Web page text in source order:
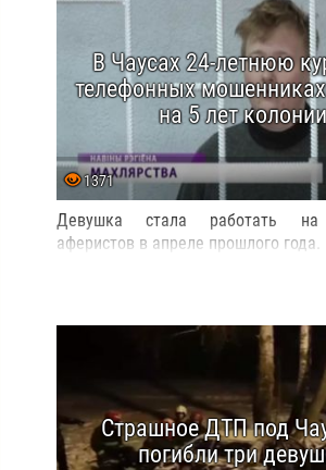
В Чаусах 24-летнюю
телефонных
на 5 лет
1371
Девушка стала работать на
аферистов в апреле прошлого года.
Страшное ДТП под
погибли три